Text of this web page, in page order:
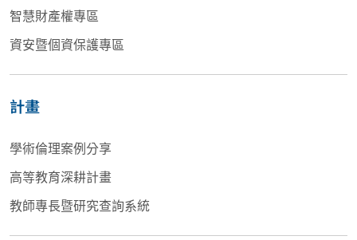
智慧財產權專區
資安暨個資保護專區
計畫
學術倫理案例分享
高等教育深耕計畫
教師專長暨研究查詢系統